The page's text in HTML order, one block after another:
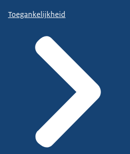
Toegankelijkheid